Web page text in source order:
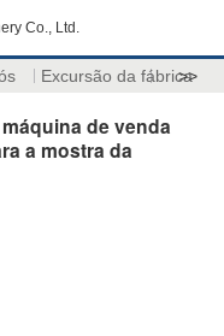
Co., Ltd.
Excursão da fábrica
>>
de venda
a mostra da